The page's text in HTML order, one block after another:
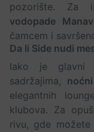
pozorište. Za
vodopade
čamcem i
Da li Side nudi
Iako je glavni
sadržajima,
elegantnih
klubova. Za
rivu, gde